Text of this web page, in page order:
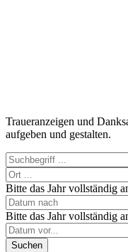
Traueranzeigen und
aufgeben und gestalten.
Bitte das Jahr vollständig
Bitte das Jahr vollständig
Suchen